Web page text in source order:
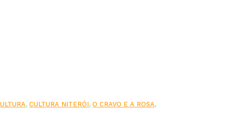
,CULTURA NITERÓI,O CRAVO E A ROSA,